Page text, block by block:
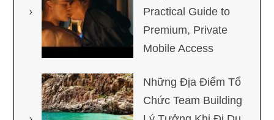
Practical Guide to
Premium, Private
Mobile Access
Những Địa Điểm Tổ
Chức Team Building